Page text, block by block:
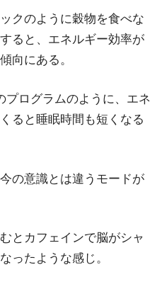
クのように穀物を食べな
ると、エネルギー効率が
向にある。
プログラムのように、エネ
ると睡眠時間も短くなる
の意識とは違うモードが
とカフェインで脳がシャ
ったような感じ。